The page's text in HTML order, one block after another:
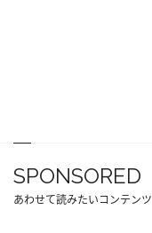
SPONSORED
あわせて読みたいコンテンツ